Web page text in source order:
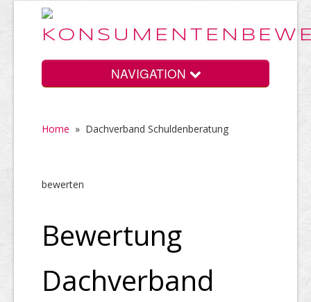
NAVIGATION
Home
Vorteile
Preise
Home » Dachverband Schuldenberatung
bewerten
Bewertung
Dachverband